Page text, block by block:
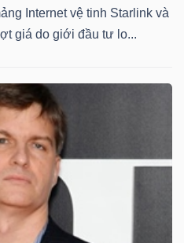
Internet vệ tinh Starlink và
giá do giới đầu tư lo...